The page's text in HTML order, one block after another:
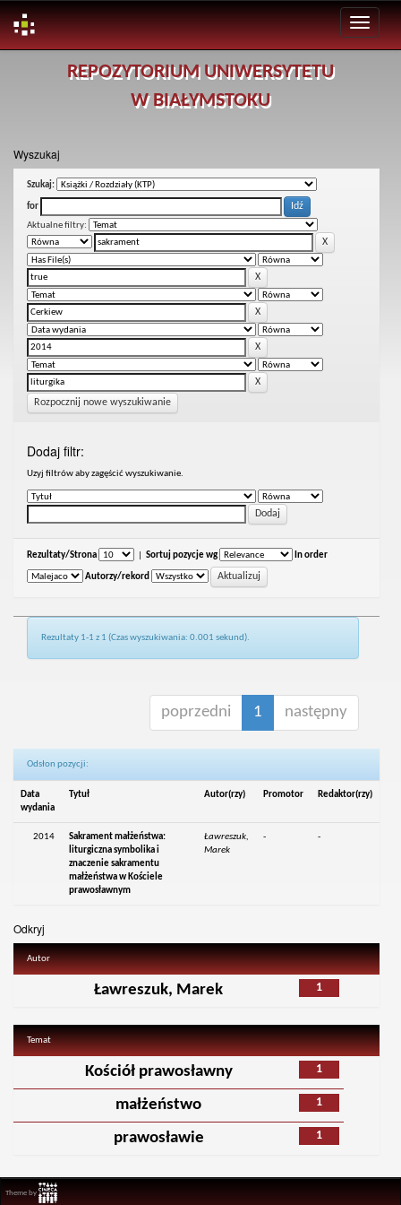
REPOZYTORIUM UNIWERSYTETU
W BIAŁYMSTOKU
Wyszukaj
Szukaj:
for
Aktualne filtry:
Rozpocznij nowe wyszukiwanie
Dodaj filtr:
Uzyj filtrów aby zagęścić wyszukiwanie.
Rezultaty/Strona Sortuj pozycje wg In order
Autorzy/rekord
Rezultaty 1-1 z 1 (Czas wyszukiwania: 0.001 sekund).
poprzedni 1 następny
Odsłon pozycji:
Data
wydania
Tytuł Autor(rzy) Promotor Redaktor(rzy)
2014
Sakrament małżeństwa:
liturgiczna symbolika i
znaczenie sakramentu
małżeństwa w Kościele
prawosławnym
Ławreszuk,
Marek
- -
Odkryj
Autor
1
Ławreszuk, Marek
Temat
1
Kościół prawosławny
1
małżeństwo
1
prawosławie
Theme by